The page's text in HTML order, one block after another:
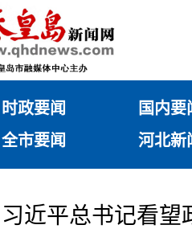
时政要闻 国内要
全市要闻
河北新
习近平总书记看望